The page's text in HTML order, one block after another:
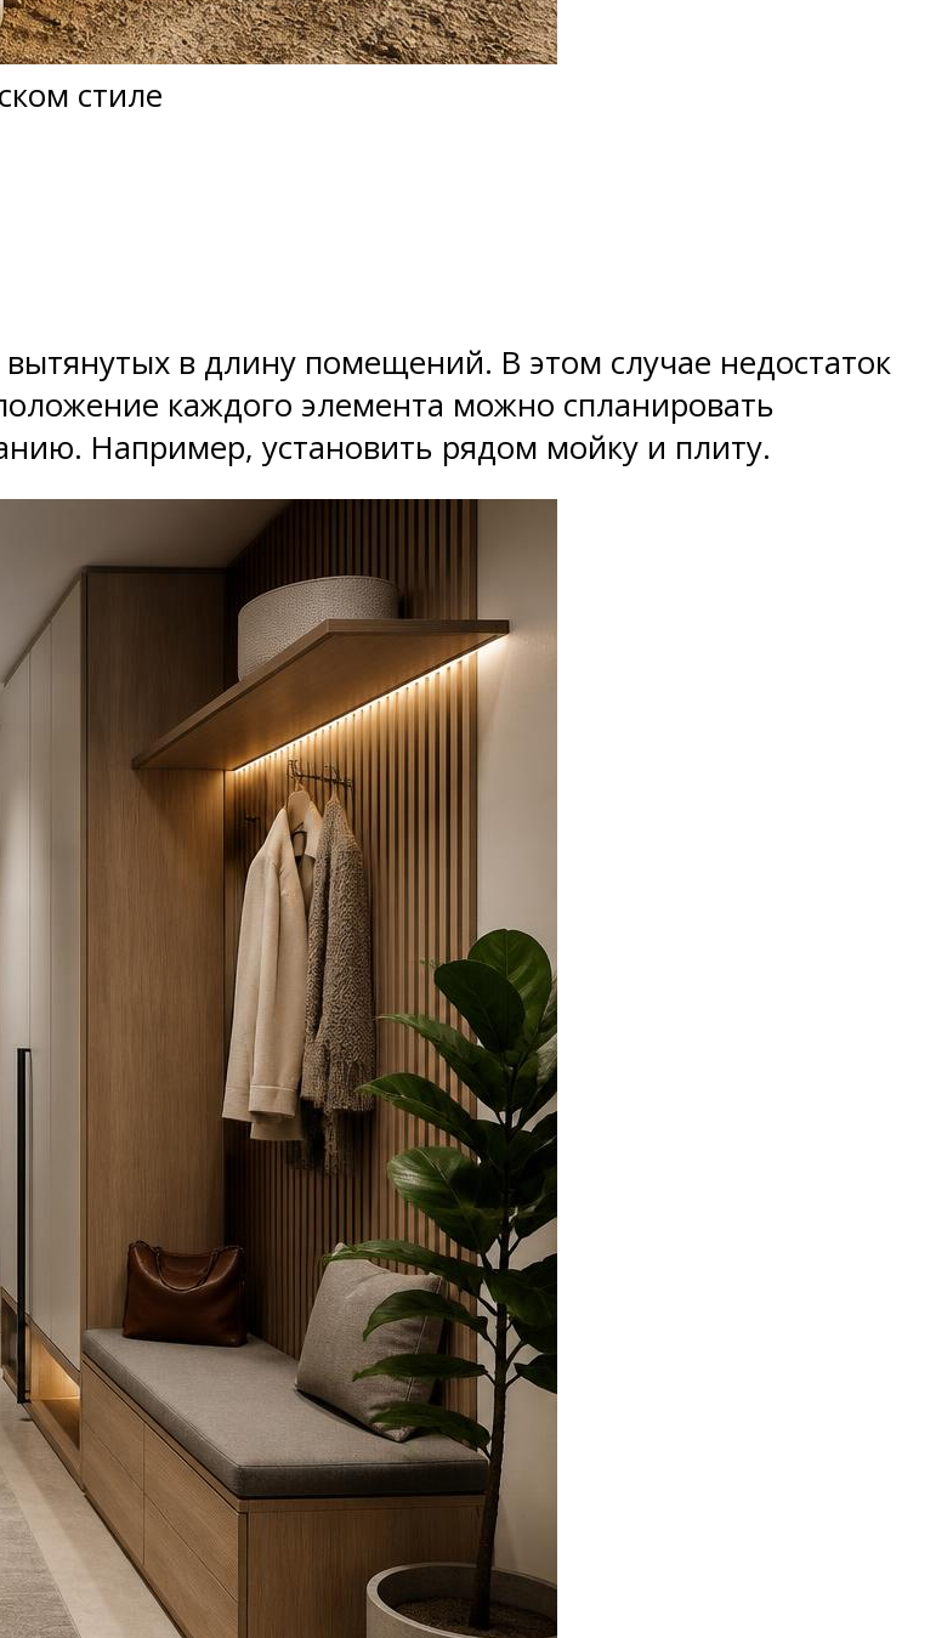
стиле
в длину помещений. В этом случае недостаток
каждого элемента можно спланировать
Например, установить рядом мойку и плиту.